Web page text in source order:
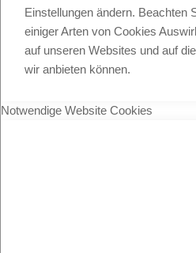
Einstellungen ändern. Beachten
einiger Arten von Cookies
auf unseren Websites und auf
wir anbieten können.
Notwendige Website Cookies